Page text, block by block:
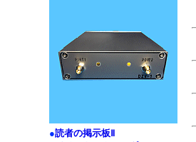
●読者の掲示板Ⅱ